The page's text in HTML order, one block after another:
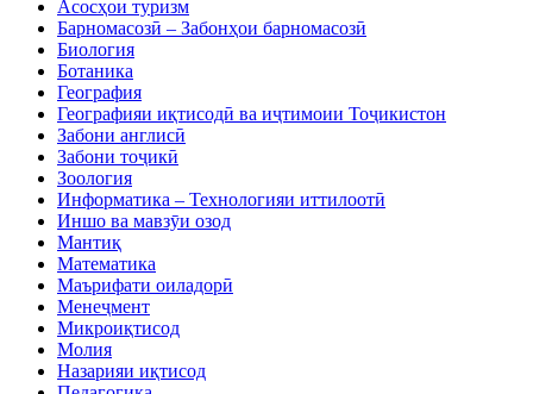
Асосҳои туризм
Барномасозӣ – Забонҳои барномасозӣ
Биология
Ботаника
География
Географияи иқтисодӣ ва иҷтимоии Тоҷикистон
Забони англисӣ
Забони тоҷикӣ
Зоология
Информатика – Технологияи иттилоотӣ
Иншо ва мавзӯи озод
Мантиқ
Математика
Маърифати оиладорӣ
Менеҷмент
Микроиқтисод
Молия
Назарияи иқтисод